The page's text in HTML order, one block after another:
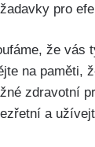
pro
že vás
na⁤ paměti,‍
zdravotní
a